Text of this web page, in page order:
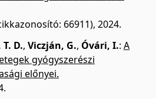
66911), 2024.
D., Viczján, G., Óvári, I.: A
gyógyszerészi
előnyei.